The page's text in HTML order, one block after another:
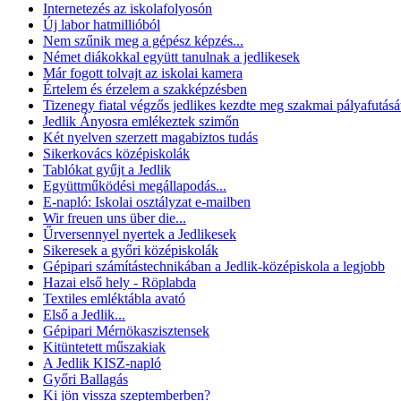
Internetezés az iskolafolyosón
Új labor hatmillióból
Nem szűnik meg a gépész képzés...
Német diákokkal együtt tanulnak a jedlikesek
Már fogott tolvajt az iskolai kamera
Értelem és érzelem a szakképzésben
Tizenegy fiatal végzős jedlikes kezdte meg szakmai
Jedlik Ányosra emlékeztek szimőn
Két nyelven szerzett magabiztos tudás
Sikerkovács középiskolák
Tablókat gyűjt a Jedlik
Együttműködési megállapodás...
E-napló: Iskolai osztályzat e-mailben
Wir freuen uns über die...
Űrversennyel nyertek a Jedlikesek
Sikeresek a győri középiskolák
Gépipari számítástechnikában a Jedlik-középiskola a legjobb
Hazai első hely - Röplabda
Textiles emléktábla avató
Első a Jedlik...
Gépipari Mérnökaszisztensek
Kitüntetett műszakiak
A Jedlik KISZ-napló
Győri Ballagás
Ki jön vissza szeptemberben?